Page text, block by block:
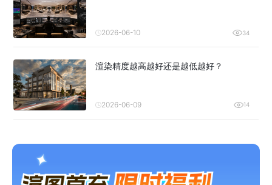
2026-06-10 34
渲染精度越高越好还是越低越好？
2026-06-09 14